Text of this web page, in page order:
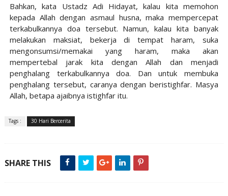
Bahkan, kata Ustadz Adi Hidayat, kalau kita memohon
kepada Allah dengan asmaul husna, maka mempercepat
terkabulkannya doa tersebut. Namun, kalau kita banyak
melakukan maksiat, bekerja di tempat haram, suka
mengonsumsi/memakai yang haram, maka akan
mempertebal jarak kita dengan Allah dan menjadi
penghalang terkabulkannya doa. Dan untuk membuka
penghalang tersebut, caranya dengan beristighfar. Masya
Allah, betapa ajaibnya istighfar itu.
Tags : 30 Hari Bercerita
SHARE THIS